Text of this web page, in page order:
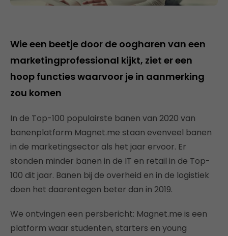
Wie een beetje door de oogharen van een
marketingprofessional kijkt, ziet er een
hoop functies waarvoor je in aanmerking
zou komen
In de Top-100 populairste banen van 2020 van
banenplatform Magnet.me staan evenveel banen
in de marketingsector als het jaar ervoor. Er
stonden minder banen in de IT en retail in de Top-
100 dit jaar. Banen bij de overheid en in de logistiek
doen het daarentegen beter dan in 2019.
We ontvingen een persbericht: Magnet.me is een
platform waar studenten, starters en young